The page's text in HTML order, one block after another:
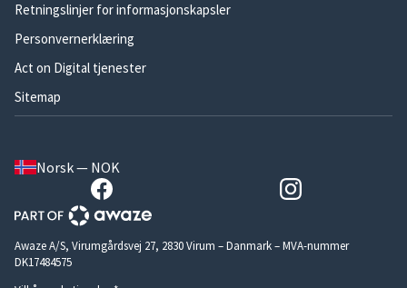
Retningslinjer for informasjonskapsler
Personvernerklæring
Act on Digital tjenester
Sitemap
Norsk — NOK
Awaze A/S, Virumgårdsvej 27, 2830 Virum – Danmark – MVA-nummer
DK17484575